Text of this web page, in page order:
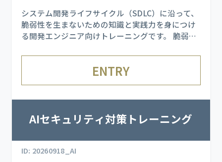
システム開発ライフサイクル（SDLC）に沿って、
脆弱性を生まないための知識と実践力を身につけ
る開発エンジニア向けトレーニングです。 脆弱性
ち、セキュリティの基本概念を学んだうえで、
NIST 800-64 を基盤とした各工程でのセキュリ
ENTRY
AIセキュリティ対策トレーニング
ID: 20260918_AI